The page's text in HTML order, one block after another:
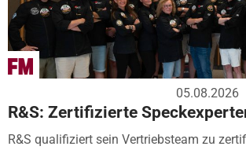
05.08.2026
R&S: Zertifizierte
R&S qualifiziert sein Vertriebsteam zu